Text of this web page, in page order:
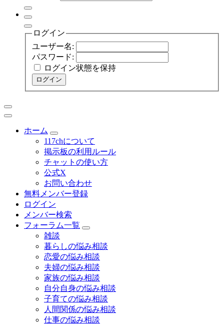
ログイン
ユーザー名:
パスワード:
ログイン状態を保持
ログイン
ホーム
117chについて
掲示板の利用ルール
チャットの使い方
公式X
お問い合わせ
無料メンバー登録
ログイン
メンバー検索
フォーラム一覧
雑談
暮らしの悩み相談
恋愛の悩み相談
夫婦の悩み相談
家族の悩み相談
自分自身の悩み相談
子育ての悩み相談
人間関係の悩み相談
仕事の悩み相談